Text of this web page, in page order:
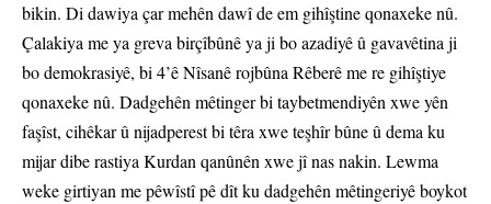
bikin. Di dawiya çar mehên dawî de em gihîştine qonaxeke nû.
Çalakiya me ya greva birçîbûnê ya ji bo azadiyê û gavavêtina ji
bo demokrasiyê, bi 4’ê Nîsanê rojbûna Rêberê me re gihîştiye
qonaxeke nû. Dadgehên mêtinger bi taybetmendiyên xwe yên
faşîst, cihêkar û nijadperest bi têra xwe teşhîr bûne û dema ku
mijar dibe rastiya Kurdan qanûnên xwe jî nas nakin. Lewma
weke girtiyan me pêwîstî pê dît ku dadgehên mêtingeriyê boykot